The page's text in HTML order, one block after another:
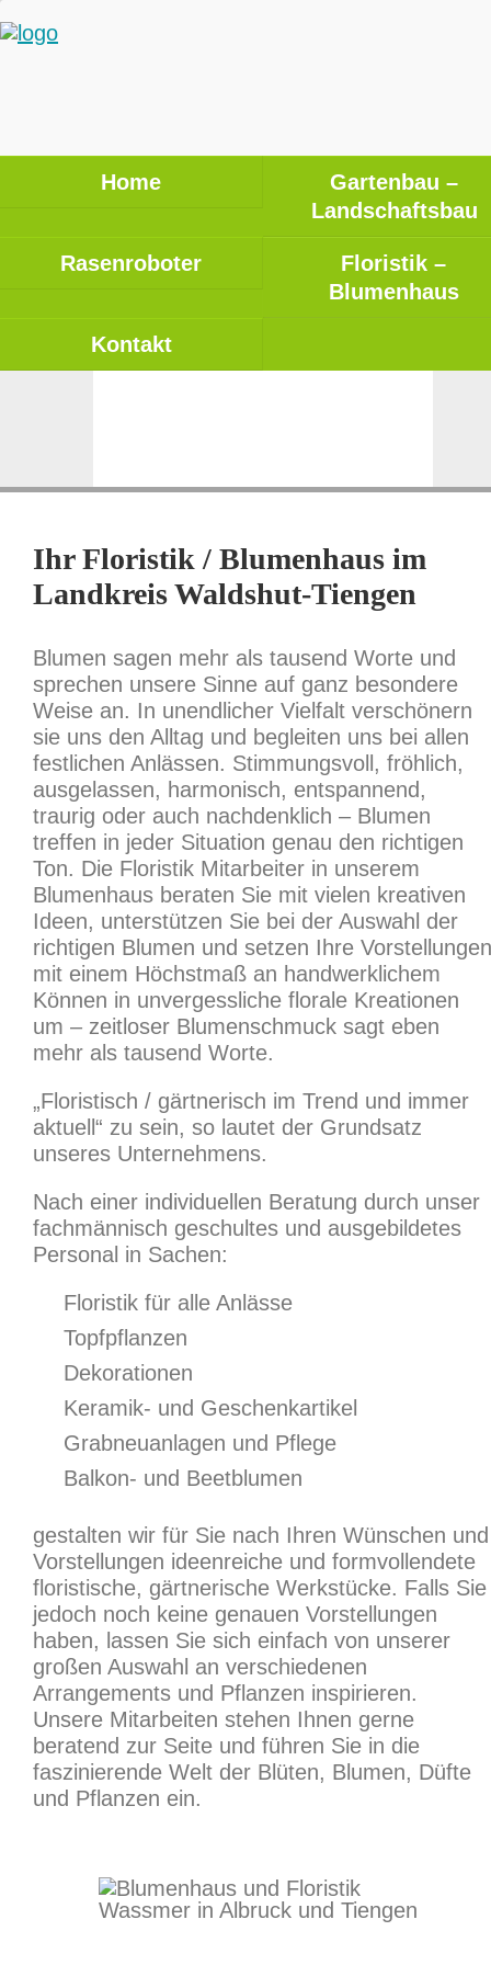
Home
Gartenbau –
Landschaftsbau
Rasenroboter
Floristik –
Blumenhaus
Kontakt
Ihr Floristik / Blumenhaus im
Landkreis Waldshut-Tiengen
Blumen sagen mehr als tausend Worte und
sprechen unsere Sinne auf ganz besondere
Weise an. In unendlicher Vielfalt verschönern
sie uns den Alltag und begleiten uns bei allen
festlichen Anlässen. Stimmungsvoll, fröhlich,
ausgelassen, harmonisch, entspannend,
traurig oder auch nachdenklich – Blumen
treffen in jeder Situation genau den richtigen
Ton. Die Floristik Mitarbeiter in unserem
Blumenhaus beraten Sie mit vielen kreativen
Ideen, unterstützen Sie bei der Auswahl der
richtigen Blumen und setzen Ihre Vorstellungen
mit einem Höchstmaß an handwerklichem
Können in unvergessliche florale Kreationen
um – zeitloser Blumenschmuck sagt eben
mehr als tausend Worte.
„Floristisch / gärtnerisch im Trend und immer
aktuell“ zu sein, so lautet der Grundsatz
unseres Unternehmens.
Nach einer individuellen Beratung durch unser
fachmännisch geschultes und ausgebildetes
Personal in Sachen:
Floristik für alle Anlässe
Topfpflanzen
Dekorationen
Keramik- und Geschenkartikel
Grabneuanlagen und Pflege
Balkon- und Beetblumen
gestalten wir für Sie nach Ihren Wünschen und
Vorstellungen ideenreiche und formvollendete
floristische, gärtnerische Werkstücke. Falls Sie
jedoch noch keine genauen Vorstellungen
haben, lassen Sie sich einfach von unserer
großen Auswahl an verschiedenen
Arrangements und Pflanzen inspirieren.
Unsere Mitarbeiten stehen Ihnen gerne
beratend zur Seite und führen Sie in die
faszinierende Welt der Blüten, Blumen, Düfte
und Pflanzen ein.